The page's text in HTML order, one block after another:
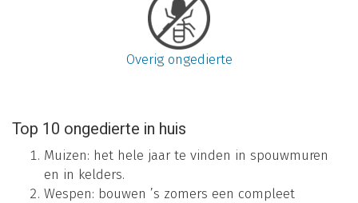
Overig ongedierte
Top 10 ongedierte in huis
Muizen: het hele jaar te vinden in spouwmuren
en in kelders.
Wespen: bouwen ’s zomers een compleet